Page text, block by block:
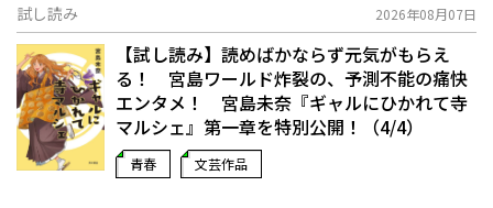
試し読み 2026年08月07日
【試し読み】読めばかならず元気がもらえ
る！ 宮島ワールド炸裂の、予測不能の痛快
エンタメ！ 宮島未奈『ギャルにひかれて寺
マルシェ』第一章を特別公開！（4/4）
青春 文芸作品